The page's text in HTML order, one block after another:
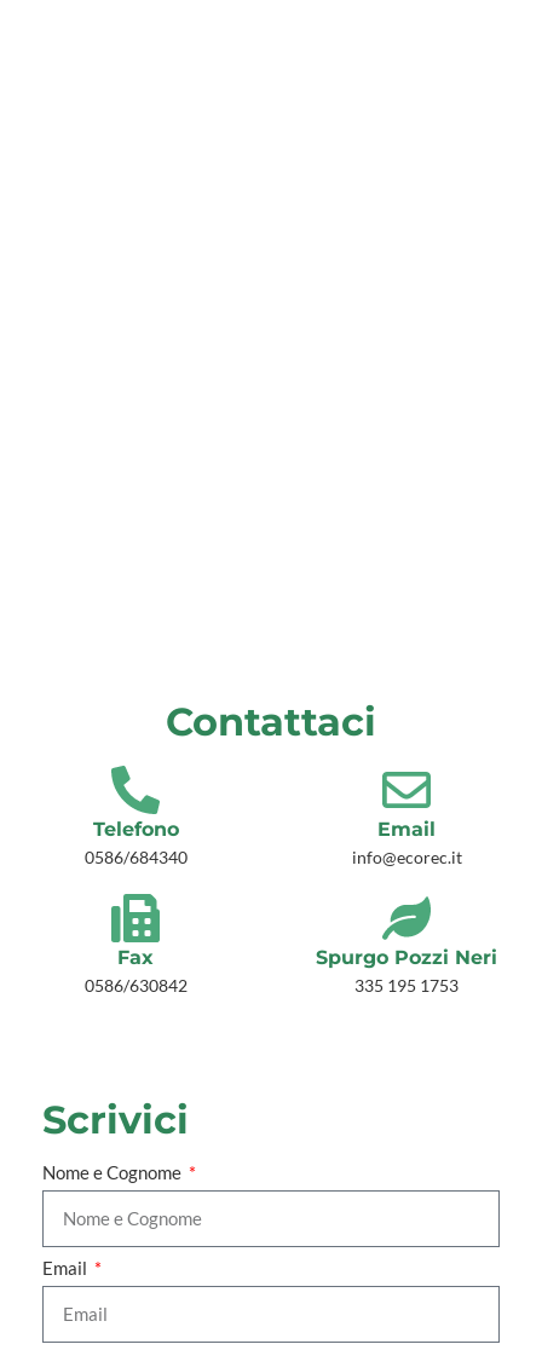
Contattaci
Telefono
0586/684340
Email
info@ecorec.it
Fax
0586/630842
Spurgo Pozzi Neri
335 195 1753
Scrivici
Nome e Cognome
Email